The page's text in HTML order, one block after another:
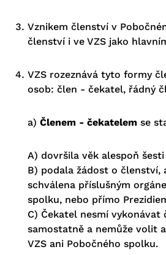
Vznikem členství v
členství i ve VZS jako
VZS rozeznává tyto formy
osob: člen - čekatel, řádný
a) Členem - čekatelem se
A) dovršila věk alespoň
B) podala žádost o členství,
schválena příslušným
spolku, nebo přímo
C) Čekatel nesmí vykonávat
samostatně a nemůže volit
VZS ani Pobočného spolku.